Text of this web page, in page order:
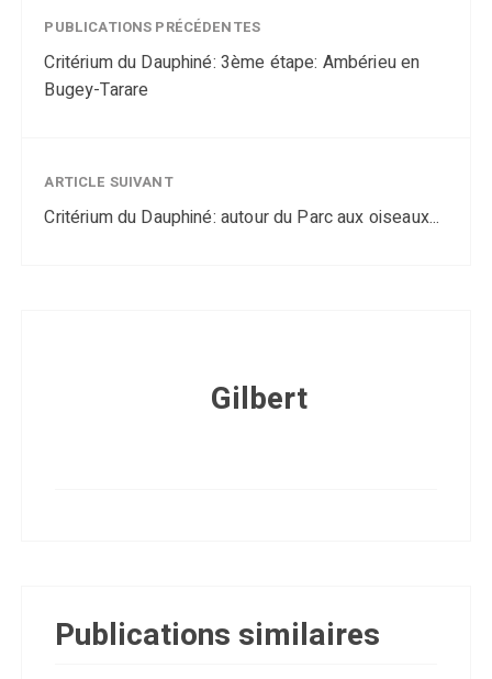
PUBLICATIONS PRÉCÉDENTES
Critérium du Dauphiné: 3ème étape: Ambérieu en
Bugey-Tarare
ARTICLE SUIVANT
Critérium du Dauphiné: autour du Parc aux oiseaux...
Gilbert
Publications similaires